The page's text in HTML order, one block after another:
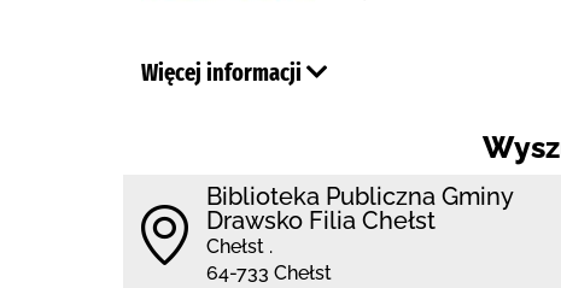
Więcej informacji
Biblioteka Publiczna Gminy
Drawsko Filia Chełst
Chełst .
64-733 Chełst